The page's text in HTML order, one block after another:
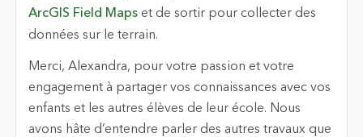
ArcGIS Field Mapset de sortir pour collecter des
données sur le terrain.
Merci, Alexandra, pour votre passion et votre
engagement à partager vos connaissances avec vos
enfants et les autres élèves de leur école. Nous
avons hâte d’entendre parler des autres travaux que